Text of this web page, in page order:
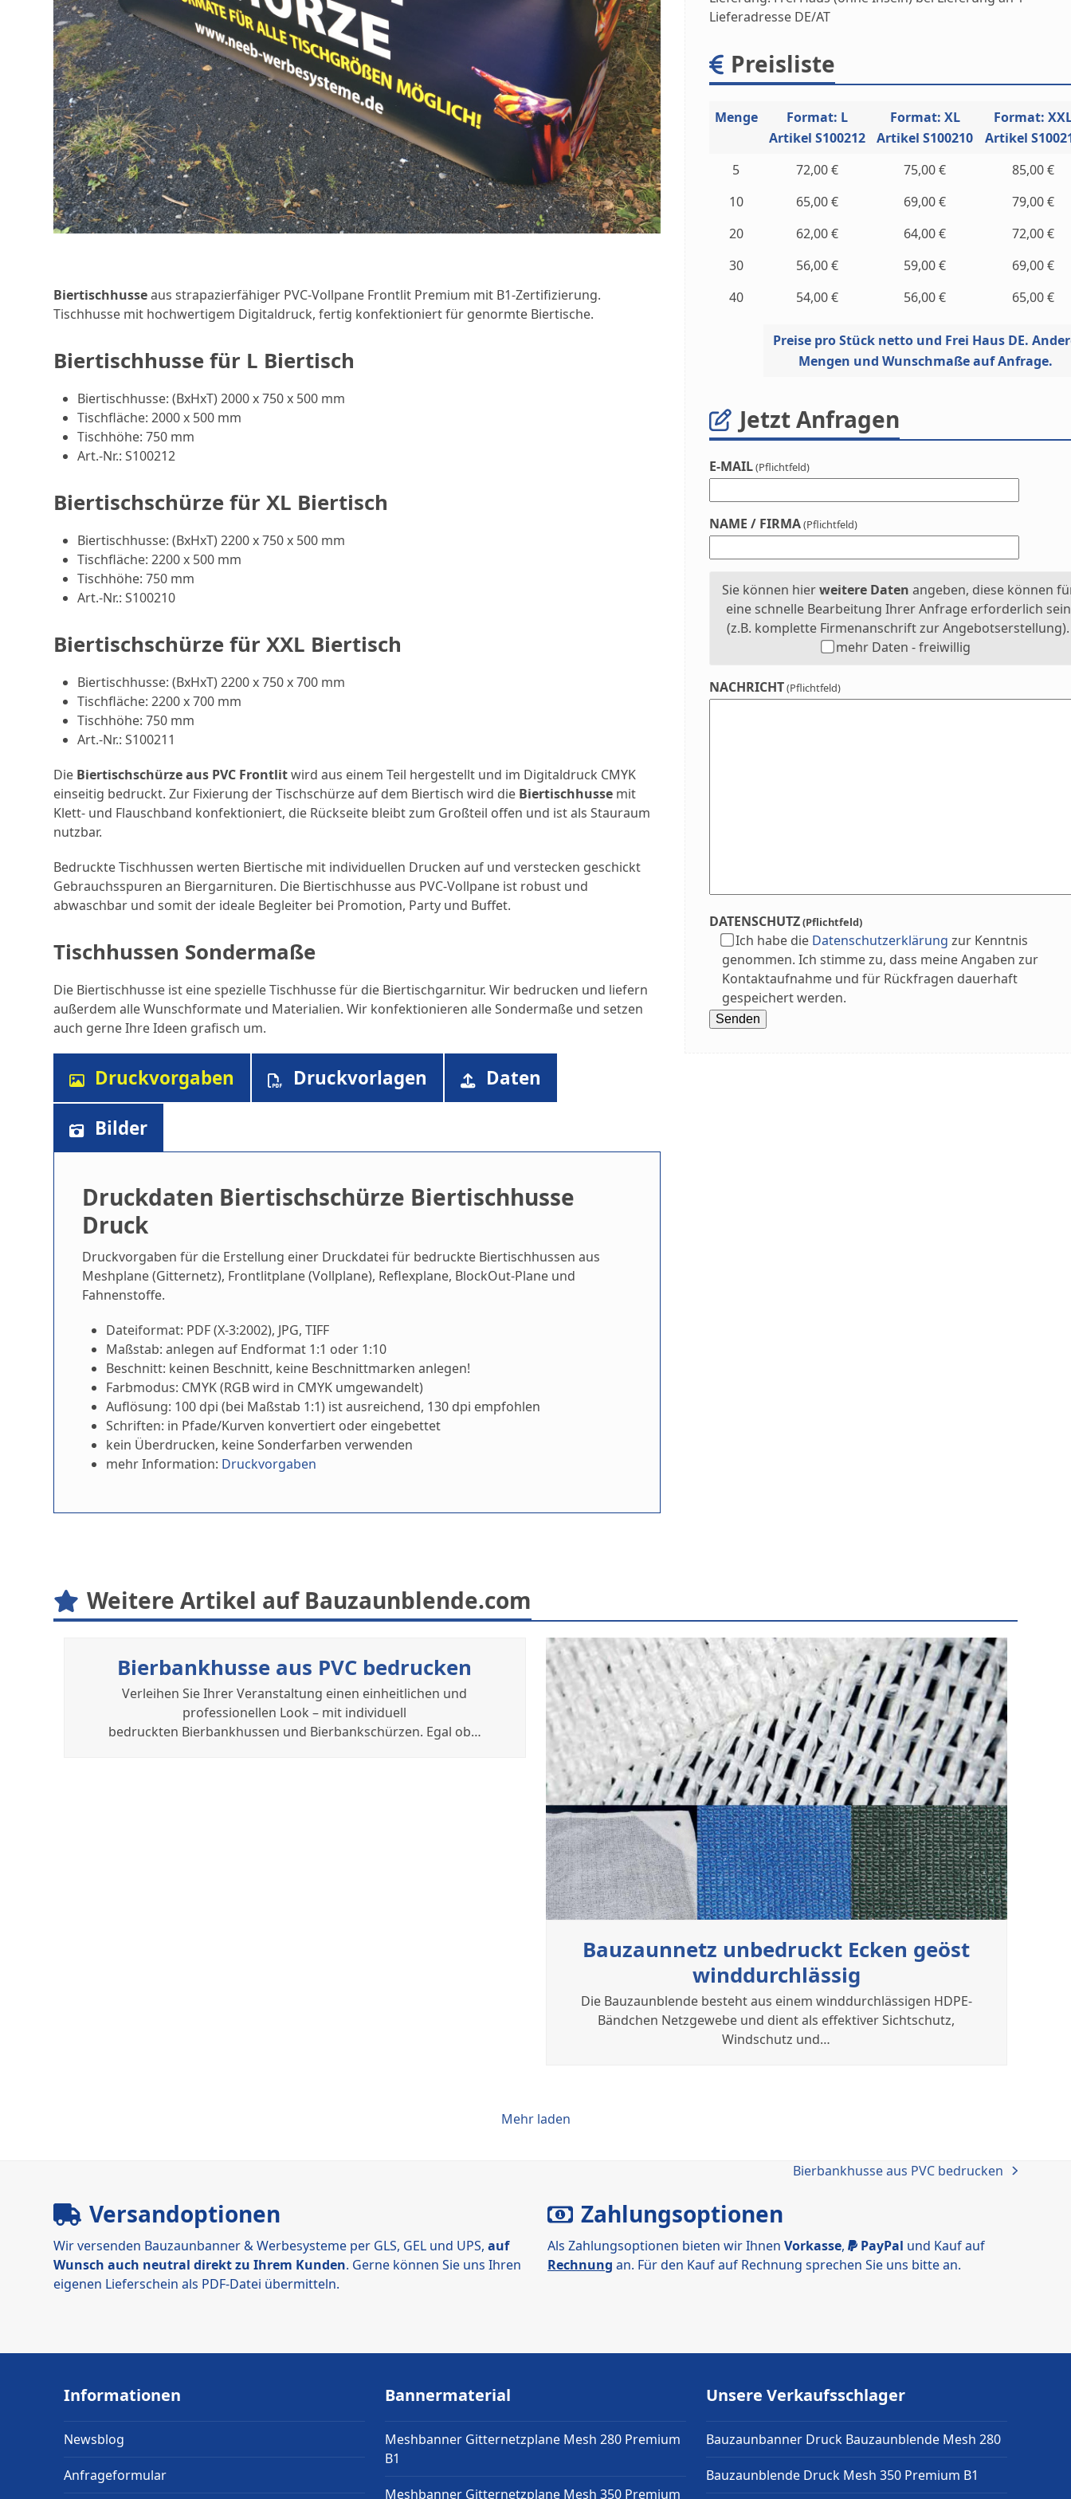
Biertischhusseaus strapazierfähiger PVC-Vollpane Frontlit Premium mit B1-Zertifizierung.
Tischhusse mit hochwertigem Digitaldruck, fertig konfektioniert für genormte Biertische.
Biertischhusse für L Biertisch
Biertischhusse: (BxHxT) 2000 x 750 x 500 mm
Tischfläche: 2000 x 500 mm
Tischhöhe: 750 mm
Art.-Nr.: S100212
Biertischschürze für XL Biertisch
Biertischhusse: (BxHxT) 2200 x 750 x 500 mm
Tischfläche: 2200 x 500 mm
Tischhöhe: 750 mm
Art.-Nr.: S100210
Biertischschürze für XXL Biertisch
Biertischhusse: (BxHxT) 2200 x 750 x 700 mm
Tischfläche: 2200 x 700 mm
Tischhöhe: 750 mm
Art.-Nr.: S100211
Die Biertischschürze aus PVC Frontlitwird aus einem Teil hergestellt und im Digitaldruck CMYK
einseitig bedruckt. Zur Fixierung der Tischschürze auf dem Biertisch wird die Biertischhusse mit
Klett- und Flauschband konfektioniert, die Rückseite bleibt zum Großteil offen und ist als Stauraum
nutzbar.
Bedruckte Tischhussen werten Biertische mit individuellen Drucken auf und verstecken geschickt
Gebrauchsspuren an Biergarnituren. Die Biertischhusse aus PVC-Vollpane ist robust und
abwaschbar und somit der ideale Begleiter bei Promotion, Party und Buffet.
Tischhussen Sondermaße
Die Biertischhusse ist eine spezielle Tischhusse für die Biertischgarnitur. Wir bedrucken und liefern
außerdem alle Wunschformate und Materialien. Wir konfektionieren alle Sondermaße und setzen
auch gerne Ihre Ideen grafisch um.
Druckvorgaben Druckvorlagen Daten
Bilder
Druckdaten Biertischschürze Biertischhusse
Druck
Druckvorgaben für die Erstellung einer Druckdatei für bedruckte Biertischhussen aus
Meshplane (Gitternetz), Frontlitplane (Vollplane), Reflexplane, BlockOut-Plane und
Fahnenstoffe.
Dateiformat: PDF (X-3:2002), JPG, TIFF
Maßstab: anlegen auf Endformat 1:1 oder 1:10
Beschnitt: keinen Beschnitt, keine Beschnittmarken anlegen!
Farbmodus: CMYK (RGB wird in CMYK umgewandelt)
Auflösung: 100 dpi (bei Maßstab 1:1) ist ausreichend, 130 dpi empfohlen
Schriften: in Pfade/Kurven konvertiert oder eingebettet
kein Überdrucken, keine Sonderfarben verwenden
mehr Information: Druckvorgaben
Lieferadresse DE/AT
Preisliste
Menge
Format: L
Artikel S100212
Format: XL
Artikel S100210
Format:
Artikel
5
72,00 € 75,00 €
85,00 €
10
65,00 € 69,00 €
79,00 €
20
62,00 € 64,00 €
72,00 €
30
56,00 € 59,00 €
69,00 €
40
54,00 € 56,00 € 65,00 €
Preise pro Stück netto und Frei Haus DE.
Mengen und Wunschmaße auf Anfrage.
Jetzt Anfragen
E-MAIL(Pflichtfeld)
NAME / FIRMA(Pflichtfeld)
Sie können hierweitere Daten angeben, diese können
eine schnelle Bearbeitung Ihrer Anfrage erforderlich sein
(z.B. komplette Firmenanschrift zur Angebotserstellung).
mehr Daten - freiwillig
NACHRICHT(Pflichtfeld)
DATENSCHUTZ(Pflichtfeld)
Ich habe die Datenschutzerklärung zur Kenntnis
genommen. Ich stimme zu, dass meine Angaben zur
Kontaktaufnahme und für Rückfragen dauerhaft
gespeichert werden.
Weitere Artikel auf Bauzaunblende.com
Bierbankhusse aus PVC bedrucken
Verleihen Sie Ihrer Veranstaltung einen einheitlichen und
professionellen Look – mit individuell
bedruckten Bierbankhussen und Bierbankschürzen. Egal ob…
Bauzaunnetz unbedruckt Ecken geöst
winddurchlässig
Die Bauzaunblende besteht aus einem winddurchlässigen HDPE-
Bändchen Netzgewebe und dient als effektiver Sichtschutz,
Windschutz und…
Mehr laden
Nächster
Bierbankhusse aus PVC bedrucken
Versandoptionen
Wir versenden Bauzaunbanner & Werbesysteme per GLS, GEL und UPS,auf
Wunsch auch neutral direkt zu Ihrem Kunden. Gerne können Sie uns Ihren
eigenen Lieferschein als PDF-Datei übermitteln.
Zahlungsoptionen
Als Zahlungsoptionen bieten wir Ihnen Vorkasse, PayPal und Kauf auf
Rechnung an. Für den Kauf auf Rechnung sprechen Sie uns bitte an.
Informationen
Newsblog
Anfrageformular
Bannermaterial
Meshbanner Gitternetzplane Mesh 280 Premium
B1
Meshbanner Gitternetzplane Mesh 350 Premium
Unsere Verkaufsschlager
Bauzaunbanner Druck Bauzaunblende Mesh 280
Bauzaunblende Druck Mesh 350 Premium B1